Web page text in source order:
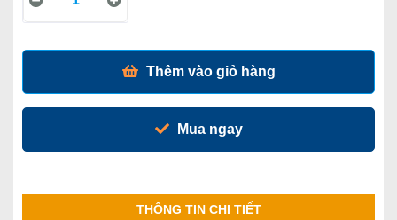
Thêm vào giỏ hàng
Mua ngay
THÔNG TIN CHI TIẾT